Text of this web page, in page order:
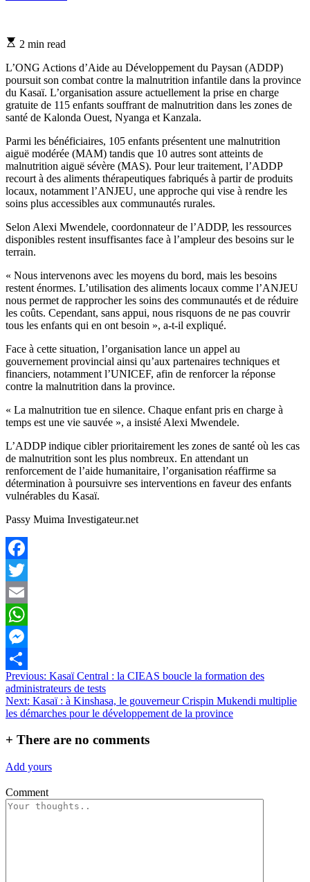
Estimated
time
2 min read
L’ONG Actions d’Aide au Développement du Paysan (ADDP)
poursuit son combat contre la malnutrition infantile dans la province
du Kasaï. L’organisation assure actuellement la prise en charge
gratuite de 115 enfants souffrant de malnutrition dans les zones de
santé de Kalonda Ouest, Nyanga et Kanzala.
Parmi les bénéficiaires, 105 enfants présentent une malnutrition
aiguë modérée (MAM) tandis que 10 autres sont atteints de
malnutrition aiguë sévère (MAS). Pour leur traitement, l’ADDP
recourt à des aliments thérapeutiques fabriqués à partir de produits
locaux, notamment l’ANJEU, une approche qui vise à rendre les
soins plus accessibles aux communautés rurales.
Selon Alexi Mwendele, coordonnateur de l’ADDP, les ressources
disponibles restent insuffisantes face à l’ampleur des besoins sur le
terrain.
« Nous intervenons avec les moyens du bord, mais les besoins
restent énormes. L’utilisation des aliments locaux comme l’ANJEU
nous permet de rapprocher les soins des communautés et de réduire
les coûts. Cependant, sans appui, nous risquons de ne pas couvrir
tous les enfants qui en ont besoin », a-t-il expliqué.
Face à cette situation, l’organisation lance un appel au
gouvernement provincial ainsi qu’aux partenaires techniques et
financiers, notamment l’UNICEF, afin de renforcer la réponse
contre la malnutrition dans la province.
« La malnutrition tue en silence. Chaque enfant pris en charge à
temps est une vie sauvée », a insisté Alexi Mwendele.
L’ADDP indique cibler prioritairement les zones de santé où les cas
de malnutrition sont les plus nombreux. En attendant un
renforcement de l’aide humanitaire, l’organisation réaffirme sa
détermination à poursuivre ses interventions en faveur des enfants
vulnérables du Kasaï.
Passy Muima Investigateur.net
Facebook
Twitter
Email
WhatsApp
Messenger
Partager
Navigation
de
l’article
Previous: Kasaï Central : la CIEAS boucle la formation des
administrateurs de tests
Next: Kasaï : à Kinshasa, le gouverneur Crispin Mukendi multiplie
les démarches pour le développement de la province
+ There are no comments
Add yours
Comment